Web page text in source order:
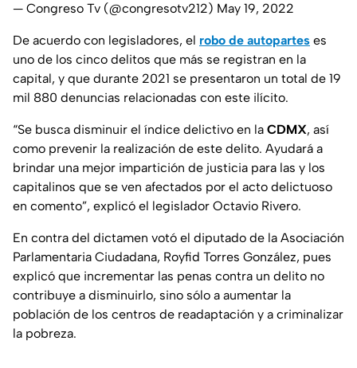
— Congreso Tv (@congresotv212) May 19, 2022
De acuerdo con legisladores, el robo de autopartes es
uno de los cinco delitos que más se registran en la
capital, y que durante 2021 se presentaron un total de 19
mil 880 denuncias relacionadas con este ilícito.
“Se busca disminuir el índice delictivo en la CDMX, así
como prevenir la realización de este delito. Ayudará a
brindar una mejor impartición de justicia para las y los
capitalinos que se ven afectados por el acto delictuoso
en comento”, explicó el legislador Octavio Rivero.
En contra del dictamen votó el diputado de la Asociación
Parlamentaria Ciudadana, Royfid Torres González, pues
explicó que incrementar las penas contra un delito no
contribuye a disminuirlo, sino sólo a aumentar la
población de los centros de readaptación y a criminalizar
la pobreza.